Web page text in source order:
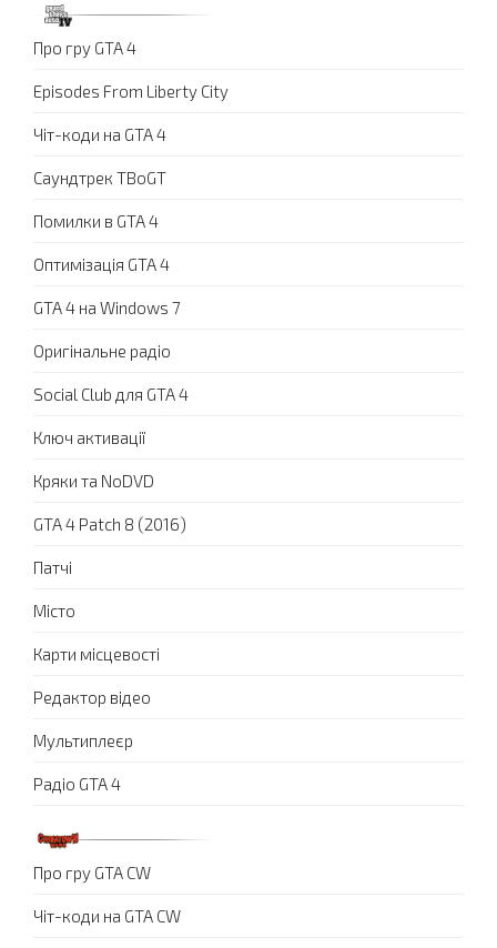
Про гру GTA 4
Episodes From Liberty City
Чіт-коди на GTA 4
Саундтрек TBoGT
Помилки в GTA 4
Оптимізація GTA 4
GTA 4 на Windows 7
Оригінальне радіо
Social Club для GTA 4
Ключ активації
Кряки та NoDVD
GTA 4 Patch 8 (2016)
Патчі
Місто
Карти місцевості
Редактор відео
Мультиплеєр
Радіо GTA 4
Про гру GTA CW
Чіт-коди на GTA CW